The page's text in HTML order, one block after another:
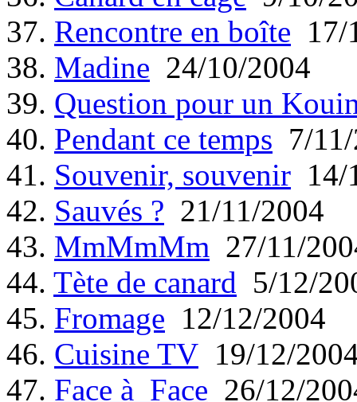
37. Rencontre en boîte 17/
38. Madine 24/10/2004
39. Question pour un
40. Pendant ce temps 7/
41. Souvenir, souvenir 14/
42. Sauvés ? 21/11/2004
43. MmMmMm 27/11/
44. Tète de canard 5/12/
45. Fromage 12/12/2004
46. Cuisine TV 19/12/
47. Face à Face 26/12/